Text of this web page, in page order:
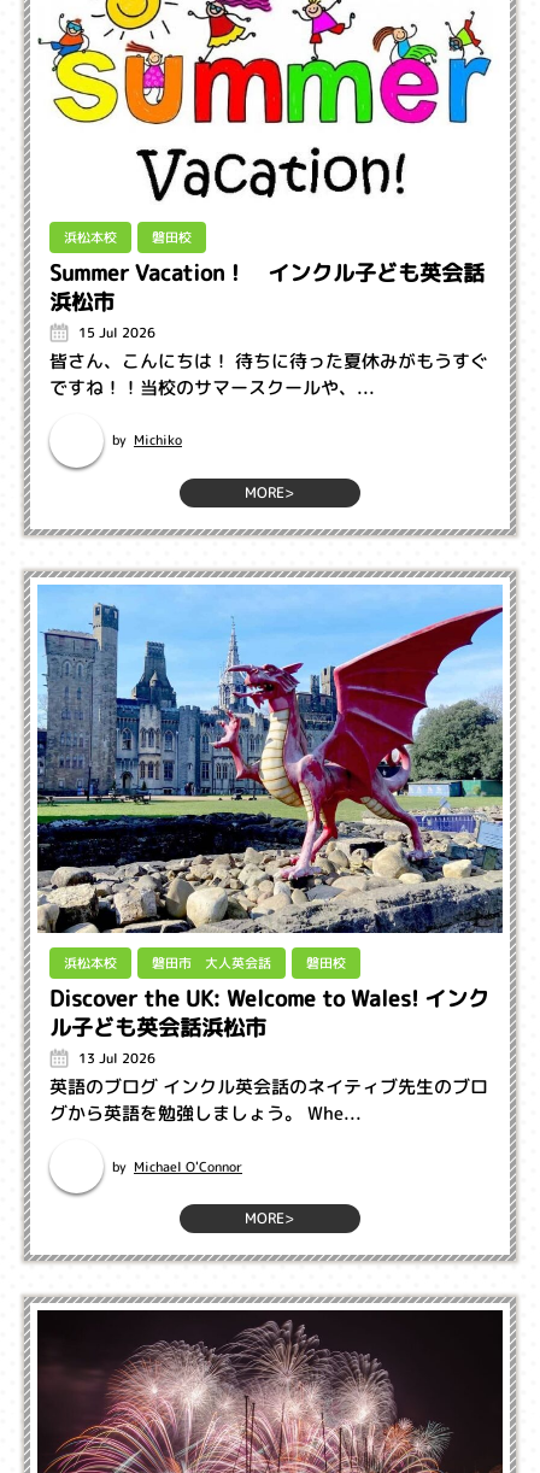
浜松本校 磐田校
Summer Vacation！ インクル子ども英会話
浜松市
15 Jul 2026
皆さん、こんにちは！ 待ちに待った夏休みがもうすぐ
ですね！！当校のサマースクールや、...
by Michiko
MORE>
浜松本校 磐田市 大人英会話 磐田校
Discover the UK: Welcome to Wales! インク
ル子ども英会話浜松市
13 Jul 2026
英語のブログ インクル英会話のネイティブ先生のブロ
グから英語を勉強しましょう。 Whe...
by Michael O'Connor
MORE>